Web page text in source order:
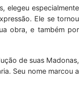
elegeu especialmente
Ele se tornou
obra, e também por
de suas Madonas,
Seu nome marcou a